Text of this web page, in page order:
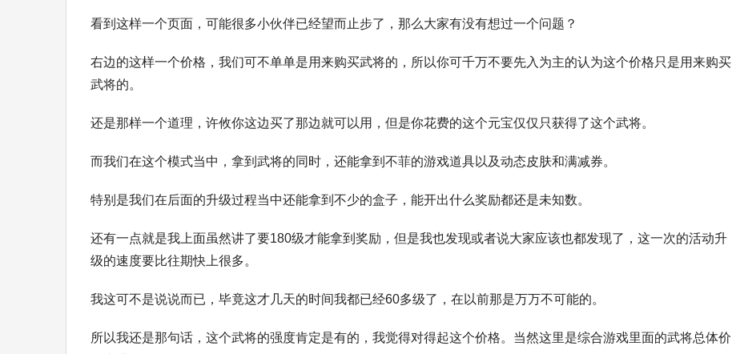
看到这样一个页面，可能很多小伙伴已经望而止步了，那么大家有没有想过一个问题？
右边的这样一个价格，我们可不单单是用来购买武将的，所以你可千万不要先入为主的认为这个价格只是用来购买
武将的。
还是那样一个道理，许攸你这边买了那边就可以用，但是你花费的这个元宝仅仅只获得了这个武将。
而我们在这个模式当中，拿到武将的同时，还能拿到不菲的游戏道具以及动态皮肤和满减券。
特别是我们在后面的升级过程当中还能拿到不少的盒子，能开出什么奖励都还是未知数。
还有一点就是我上面虽然讲了要180级才能拿到奖励，但是我也发现或者说大家应该也都发现了，这一次的活动升
级的速度要比往期快上很多。
我这可不是说说而已，毕竟这才几天的时间我都已经60多级了，在以前那是万万不可能的。
所以我还是那句话，这个武将的强度肯定是有的，我觉得对得起这个价格。当然这里是综合游戏里面的武将总体价